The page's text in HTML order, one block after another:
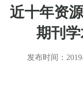
近十年资
期刊
发布时间：